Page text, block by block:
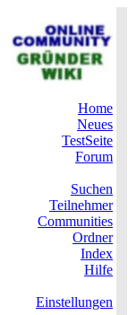
Home
Neues
TestSeite
Forum
Suchen
Teilnehmer
Communities
Ordner
Index
Hilfe
Einstellungen